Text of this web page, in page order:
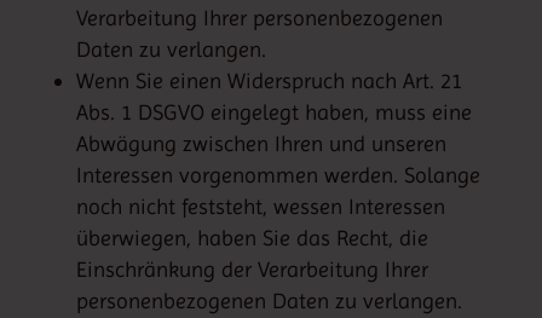
Verarbeitung Ihrer personenbezogenen
Daten zu verlangen.
Wenn Sie einen Widerspruch nach Art. 21
Abs. 1 DSGVO eingelegt haben, muss eine
Abwägung zwischen Ihren und unseren
Interessen vorgenommen werden. Solange
noch nicht feststeht, wessen Interessen
überwiegen, haben Sie das Recht, die
Einschränkung der Verarbeitung Ihrer
personenbezogenen Daten zu verlangen.